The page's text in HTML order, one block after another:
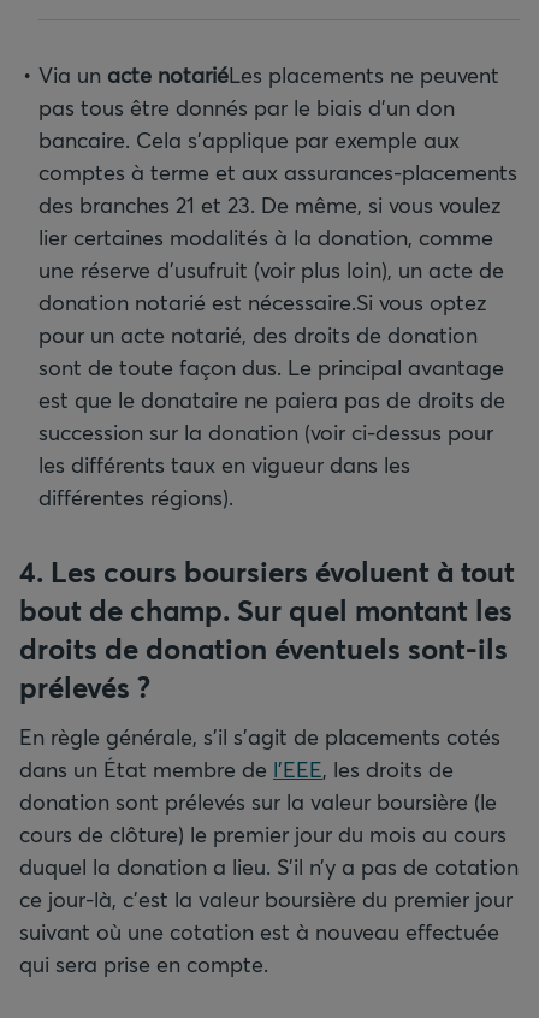
Via un acte notariéLes placements ne peuvent
pas tous être donnés par le biais d’un don
bancaire. Cela s’applique par exemple aux
comptes à terme et aux assurances-placements
des branches 21 et 23. De même, si vous voulez
lier certaines modalités à la donation, comme
une réserve d’usufruit (voir plus loin), un acte de
donation notarié est nécessaire.Si vous optez
pour un acte notarié, des droits de donation
sont de toute façon dus. Le principal avantage
est que le donataire ne paiera pas de droits de
succession sur la donation (voir ci-dessus pour
les différents taux en vigueur dans les
différentes régions).
4. Les cours boursiers évoluent à tout
bout de champ. Sur quel montant les
droits de donation éventuels sont-ils
prélevés ?
En règle générale, s’il s’agit de placements cotés
dans un État membre de l’EEE, les droits de
donation sont prélevés sur la valeur boursière (le
cours de clôture) le premier jour du mois au cours
duquel la donation a lieu. S’il n’y a pas de cotation
ce jour-là, c’est la valeur boursière du premier jour
suivant où une cotation est à nouveau effectuée
qui sera prise en compte.